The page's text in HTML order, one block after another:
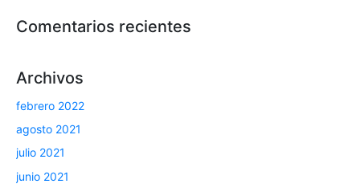
Comentarios recientes
Archivos
febrero 2022
agosto 2021
julio 2021
junio 2021